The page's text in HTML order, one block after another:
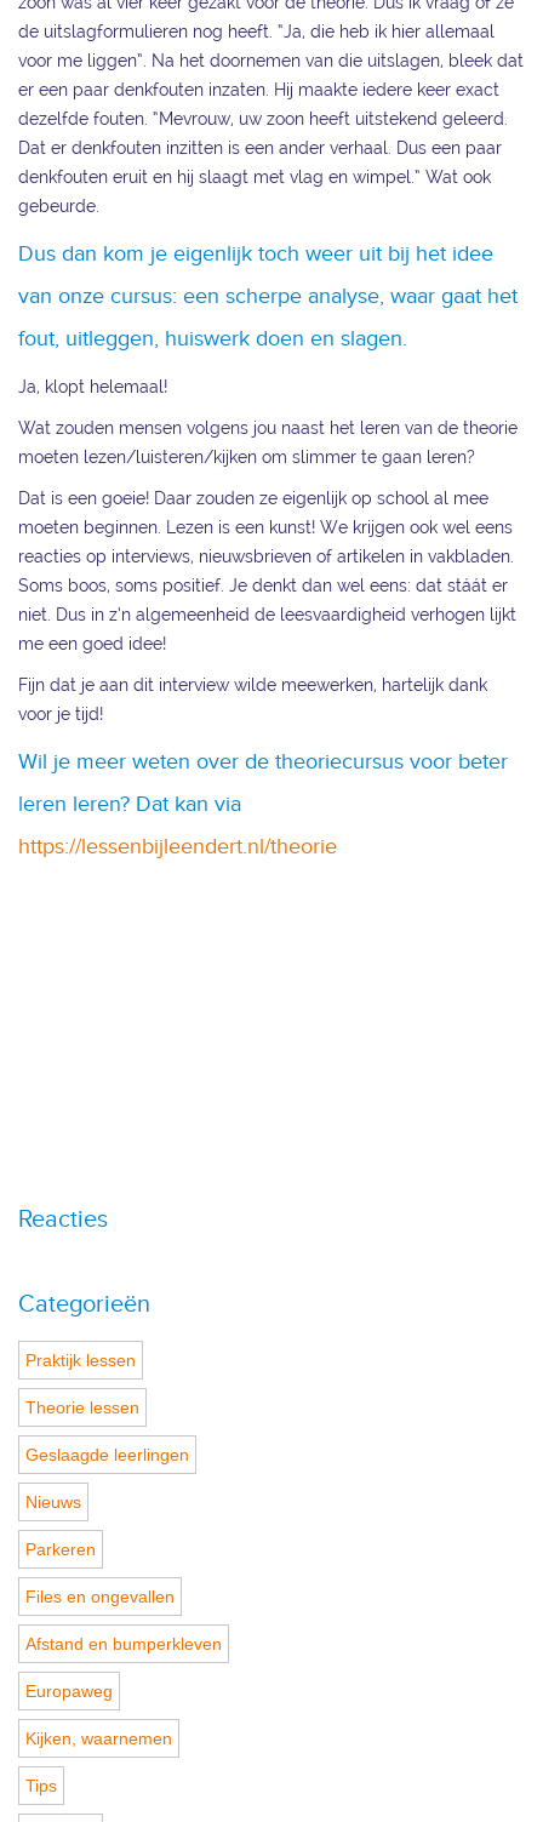
de uitslagformulieren nog heeft. “Ja, die heb ik hier allemaal
voor me liggen”. Na het doornemen van die uitslagen, bleek dat
er een paar denkfouten inzaten. Hij maakte iedere keer exact
dezelfde fouten. “Mevrouw, uw zoon heeft uitstekend geleerd.
Dat er denkfouten inzitten is een ander verhaal. Dus een paar
denkfouten eruit en hij slaagt met vlag en wimpel.” Wat ook
gebeurde.
Dus dan kom je eigenlijk toch weer uit bij het idee
van onze cursus: een scherpe analyse, waar gaat het
fout, uitleggen, huiswerk doen en slagen.
Ja, klopt helemaal!
Wat zouden mensen volgens jou naast het leren van de theorie
moeten lezen/luisteren/kijken om slimmer te gaan leren?
Dat is een goeie! Daar zouden ze eigenlijk op school al mee
moeten beginnen. Lezen is een kunst! We krijgen ook wel eens
reacties op interviews, nieuwsbrieven of artikelen in vakbladen.
Soms boos, soms positief. Je denkt dan wel eens: dat stáát er
niet. Dus in z’n algemeenheid de leesvaardigheid verhogen lijkt
me een goed idee!
Fijn dat je aan dit interview wilde meewerken, hartelijk dank
voor je tijd!
Wil je meer weten over de theoriecursus voor beter
leren leren? Dat kan via
https://lessenbijleendert.nl/theorie
Reacties
Categorieën
Praktijk lessen
Theorie lessen
Geslaagde leerlingen
Nieuws
Parkeren
Files en ongevallen
Afstand en bumperkleven
Europaweg
Kijken, waarnemen
Tips